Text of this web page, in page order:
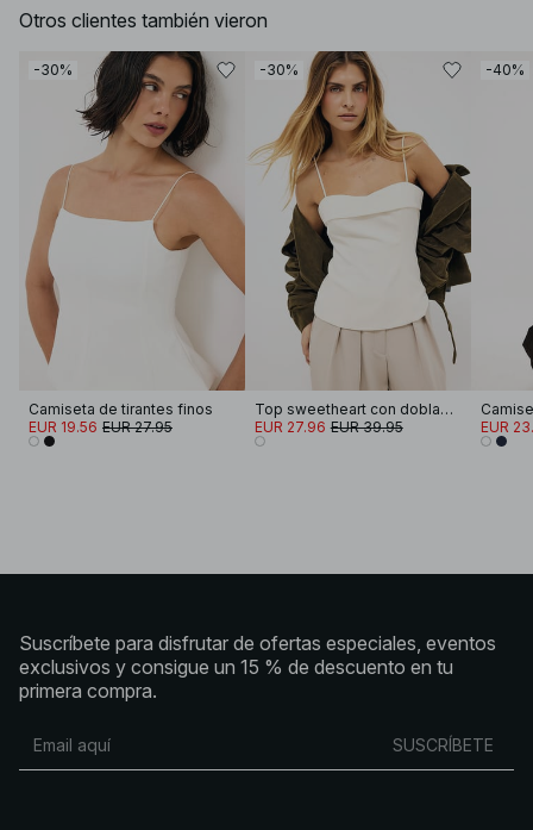
Otros clientes también vieron
-30%
Camiseta de tirantes finos
EUR 19.56 EUR 27.95
-30%
Top sweetheart con dobladillo
EUR 27.96 EUR 39.95
-40%
EUR
Suscríbete para disfrutar de ofertas especiales, eventos
exclusivos y consigue un 15 % de descuento en tu
primera compra.
SUSCRÍBETE